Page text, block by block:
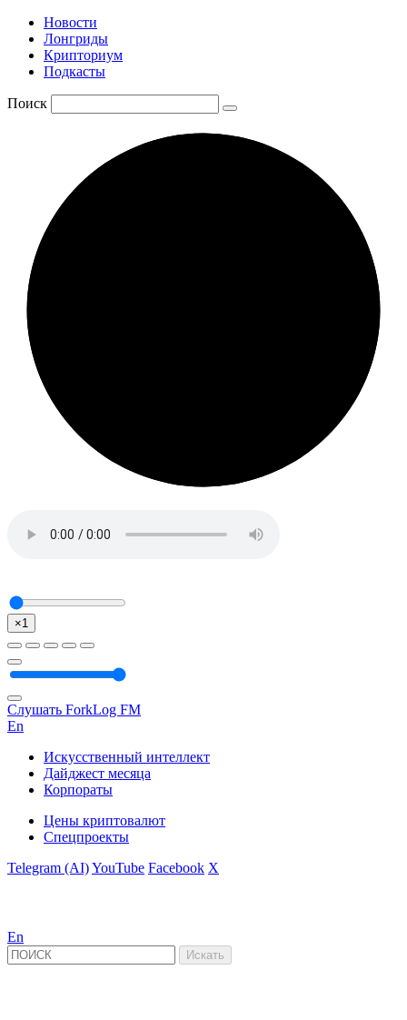
Новости
Лонгриды
Крипториум
Подкасты
Поиск
×1
Слушать ForkLog FM
En
Искусственный интеллект
Дайджест месяца
Корпораты
Цены криптовалют
Спецпроекты
Telegram (AI)YouTube Facebook X
En